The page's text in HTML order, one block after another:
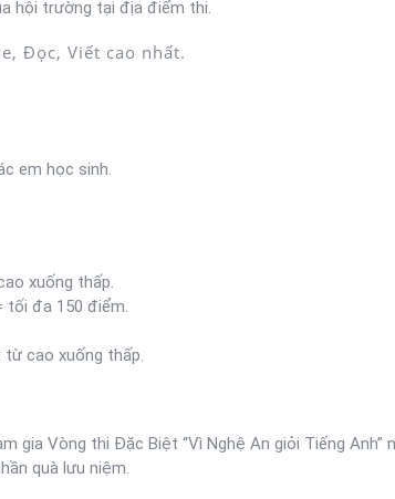
hội trường tại địa điểm thi.
Đọc, Viết cao nhất.
em học sinh.
xuống thấp.
tối đa 150 điểm.
cao xuống thấp.
gia Vòng thi Đặc Biệt “Vì Nghệ An giỏi Tiếng Anh”
quà lưu niệm.